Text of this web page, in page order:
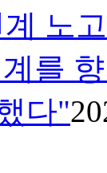
노
를
다"